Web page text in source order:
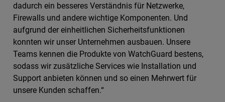
dadurch ein besseres Verständnis für Netzwerke,
Firewalls und andere wichtige Komponenten. Und
aufgrund der einheitlichen Sicherheitsfunktionen
konnten wir unser Unternehmen ausbauen. Unsere
Teams kennen die Produkte von WatchGuard bestens,
sodass wir zusätzliche Services wie Installation und
Support anbieten können und so einen Mehrwert für
unsere Kunden schaffen.“